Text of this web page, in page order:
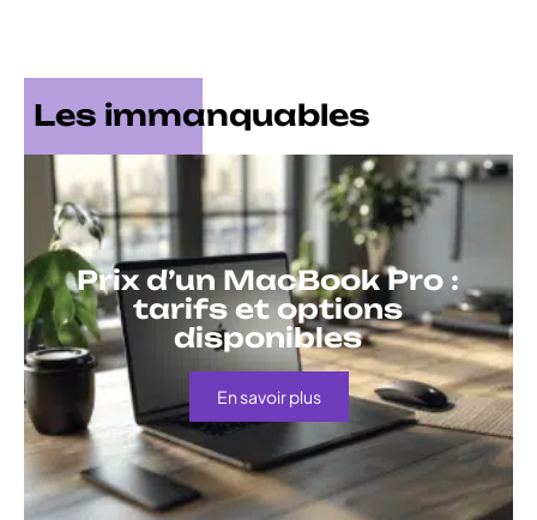
Les immanquables
Prix d’un MacBook Pro :
tarifs et options
disponibles
En savoir plus